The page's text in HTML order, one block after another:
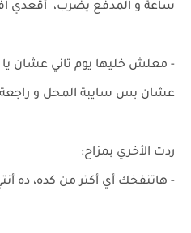
ساعة و المدفع يضرب، أقعدي
- معلش خليها يوم تاني عشان يا
عشان بس سايبة المحل و راجعة
ردت الأخري بمزاح:
- هاتنفخك أي أكتر من كده، ده